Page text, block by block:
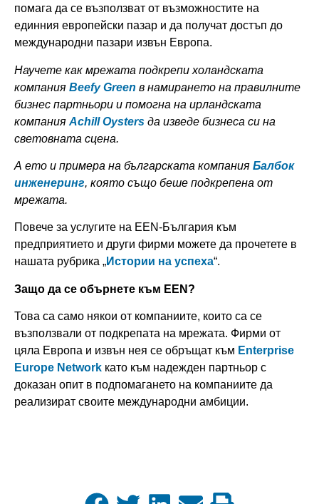
помага да се възползват от възможностите на
единния европейски пазар и да получат достъп до
международни пазари извън Европа.
Научете как мрежата подкрепи холандската
компания Beefy Green в намирането на правилните
бизнес партньори и помогна на ирландската
компания Achill Oysters да изведе бизнеса си на
световната сцена.
А ето и примера на българската компания Балбок
инженеринг, която също беше подкрепена от
мрежата.
Повече за услугите на ЕЕN-България към
предприятието и други фирми можете да прочетете в
нашата рубрика „Истории на успеха“.
Защо да се обърнете към EEN?
Това са само някои от компаниите, които са се
възползвали от подкрепата на мрежата. Фирми от
цяла Европа и извън нея се обръщат към Enterprise
Europe Network като към надежден партньор с
доказан опит в подпомагането на компаниите да
реализират своите международни амбиции.